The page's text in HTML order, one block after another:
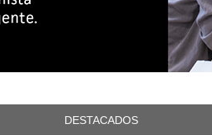
DESTACADOS